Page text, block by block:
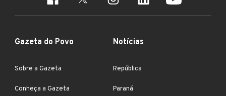
Gazeta do Povo
Sobre a Gazeta
Conheça a Gazeta
Notícias
República
Paraná